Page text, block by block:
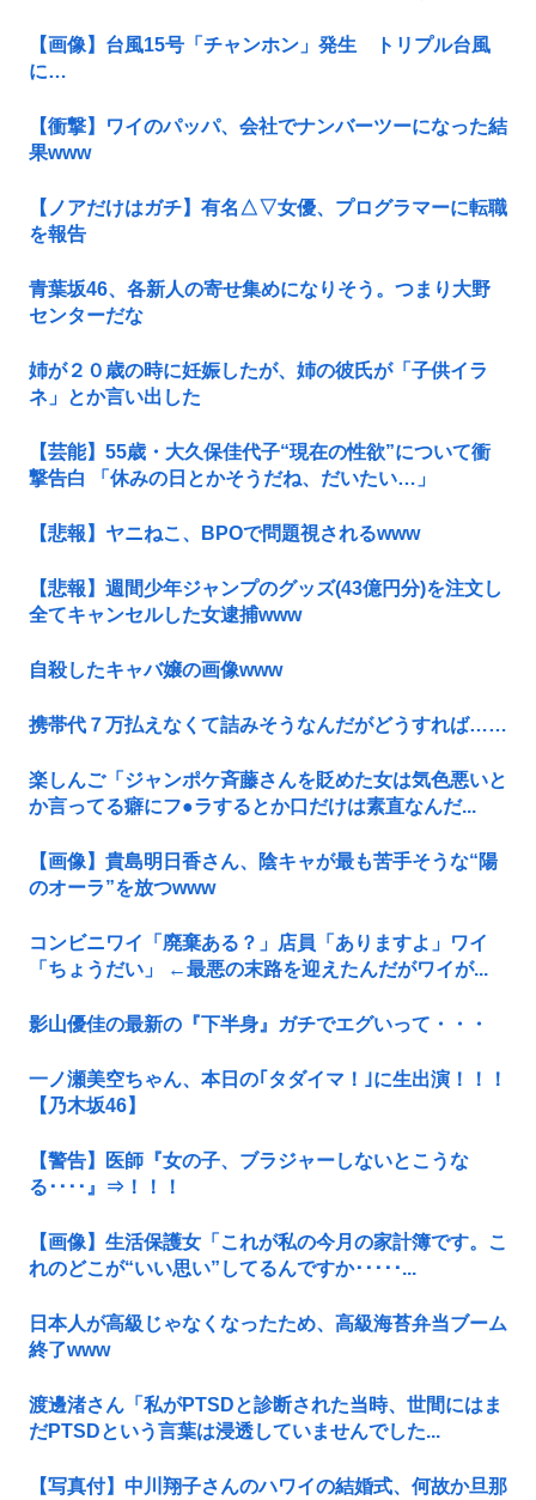
【画像】台風15号「チャンホン」発生 トリプル台風
に…
【衝撃】ワイのパッパ、会社でナンバーツーになった結
果www
【ノアだけはガチ】有名△▽女優、プログラマーに転職
を報告
青葉坂46、各新人の寄せ集めになりそう。つまり大野
センターだな
姉が２０歳の時に妊娠したが、姉の彼氏が「子供イラ
ネ」とか言い出した
【芸能】55歳・大久保佳代子“現在の性欲”について衝
撃告白 「休みの日とかそうだね、だいたい…」
【悲報】ヤニねこ、BPOで問題視されるwww
【悲報】週間少年ジャンプのグッズ(43億円分)を注文し
全てキャンセルした女逮捕www
自殺したキャバ嬢の画像www
携帯代７万払えなくて詰みそうなんだがどうすれば……
楽しんご「ジャンポケ斉藤さんを貶めた女は気色悪いと
か言ってる癖にフ●ラするとか口だけは素直なんだ...
【画像】貴島明日香さん、陰キャが最も苦手そうな“陽
のオーラ”を放つwww
コンビニワイ「廃棄ある？」店員「ありますよ」ワイ
「ちょうだい」 ←最悪の末路を迎えたんだがワイが...
影山優佳の最新の『下半身』ガチでエグいって・・・
一ノ瀬美空ちゃん、本日の｢タダイマ！｣に生出演！！！
【乃木坂46】
【警告】医師『女の子、ブラジャーしないとこうな
る････』⇒！！！
【画像】生活保護女「これが私の今月の家計簿です。こ
れのどこが“いい思い”してるんですか･････...
日本人が高級じゃなくなったため、高級海苔弁当ブーム
終了www
渡邊渚さん「私がPTSDと診断された当時、世間にはま
だPTSDという言葉は浸透していませんでした...
【写真付】中川翔子さんのハワイの結婚式、何故か旦那